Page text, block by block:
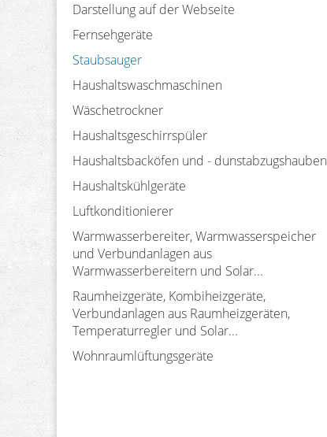
Darstellung auf der Webseite
Fernsehgeräte
Staubsauger
Haushaltswaschmaschinen
Wäschetrockner
Haushaltsgeschirrspüler
Haushaltsbacköfen und - dunstabzugshauben
Haushaltskühlgeräte
Luftkonditionierer
Warmwasserbereiter, Warmwasserspeicher
und Verbundanlagen aus
Warmwasserbereitern und Solar...
Raumheizgeräte, Kombiheizgeräte,
Verbundanlagen aus Raumheizgeräten,
Temperaturregler und Solar...
Wohnraumlüftungsgeräte